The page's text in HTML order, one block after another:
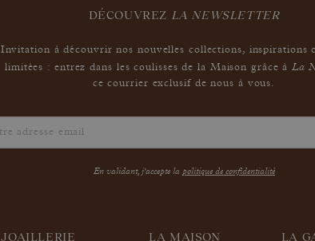
DÉCOUVREZ LA NEWSLETTER
Invitation à découvrir nos nouvelles collections, inspirations
limitées : entrez dans les coulisses de la Maison grâce àLa
ce courrier exclusif de nous à vous.
En validant, j'accepte la politique de confidentialité
JOAILLERIE LA MAISON LA